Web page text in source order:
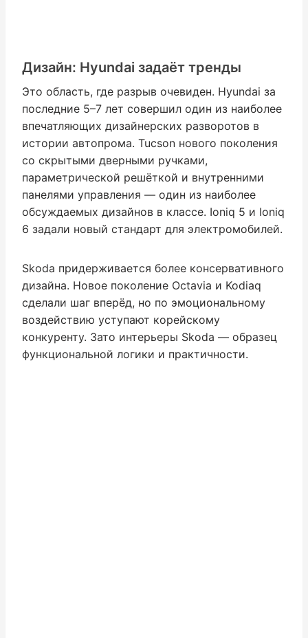
Дизайн: Hyundai задаёт тренды
Это область, где разрыв очевиден. Hyundai за
последние 5–7 лет совершил один из наиболее
впечатляющих дизайнерских разворотов в
истории автопрома. Tucson нового поколения
со скрытыми дверными ручками,
параметрической решёткой и внутренними
панелями управления — один из наиболее
обсуждаемых дизайнов в классе. Ioniq 5 и Ioniq
6 задали новый стандарт для электромобилей.
Skoda придерживается более консервативного
дизайна. Новое поколение Octavia и Kodiaq
сделали шаг вперёд, но по эмоциональному
воздействию уступают корейскому
конкуренту. Зато интерьеры Skoda — образец
функциональной логики и практичности.